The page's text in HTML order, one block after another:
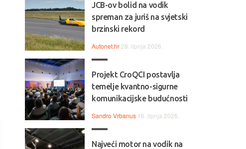
JCB-ov bolid na vodik
spreman za juriš na svjetski
brzinski rekord
Autonet.hr 28. lipnja 2026.
Projekt CroQCI postavlja
temelje kvantno-sigurne
komunikacijske budućnosti
Sandro Vrbanus 16. lipnja 2026.
Najveći motor na vodik na